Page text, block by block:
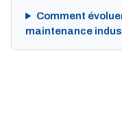
Comment
maintenance